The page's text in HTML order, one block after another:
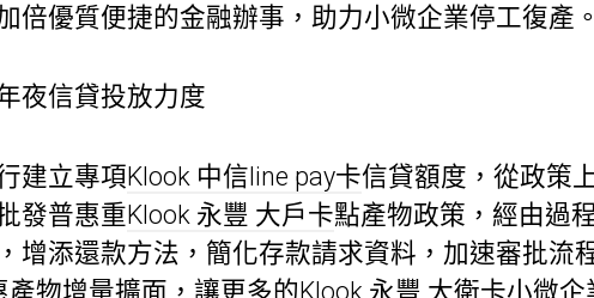
倍優質便捷的金融辦事，助力小微企業停工復產。
夜信貸投放力度
建立專項Klook 中信line pay卡信貸額度，從政策
發普惠重Klook 永豐 大戶卡點產物政策，經由過
增添還款方法，簡化存款請求資料，加速審批流
產物增量擴面，讓更多的Klook 永豐 大衛卡小微企